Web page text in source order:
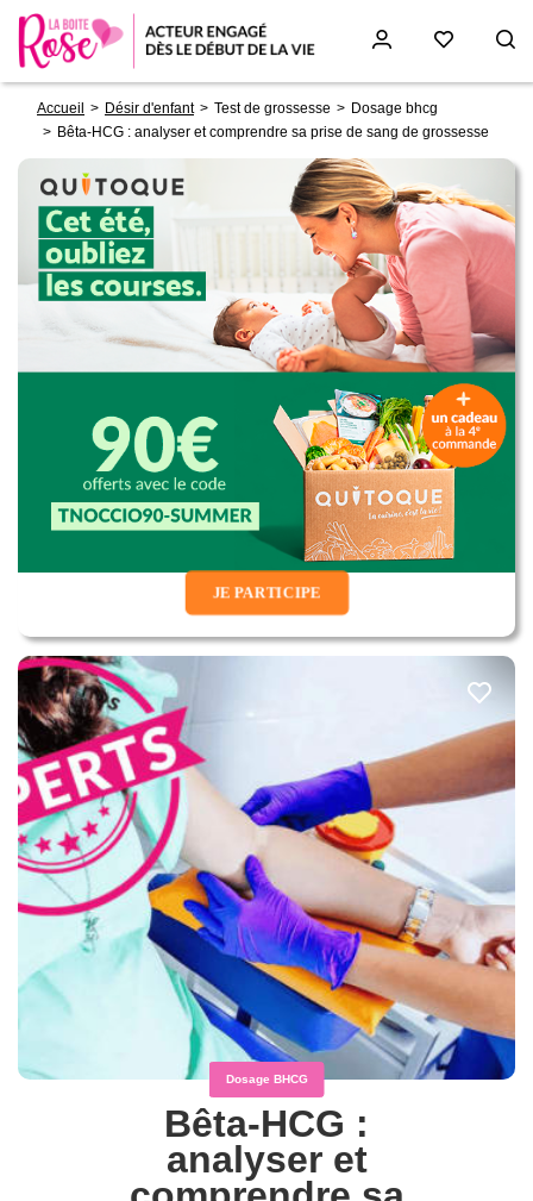
principal
d'Ariane
Accueil Désir d'enfant Test de grossesse
Dosage bhcg
Bêta-HCG : analyser et comprendre sa prise de sang de grossesse
JE PARTICIPE
Dosage BHCG
Bêta-HCG :
analyser et